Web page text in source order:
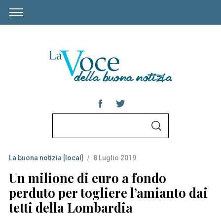
r
c
h
f
o
S
La buona notizia [local] 8 Luglio 2019
Un milione di euro a fondo
perduto per togliere l’amianto dai
tetti della Lombardia